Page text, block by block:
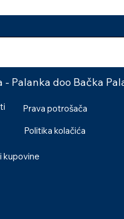
Palanka doo Bačka
Prava potrošača
Politika kolačića
kupovine